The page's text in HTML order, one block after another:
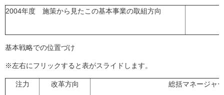
2004年度 施策から見たこの基本事業の取組方向
基本戦略での位置づけ
※左右にフリックすると表がスライドします。
注力 改革方向 総括マネージャ